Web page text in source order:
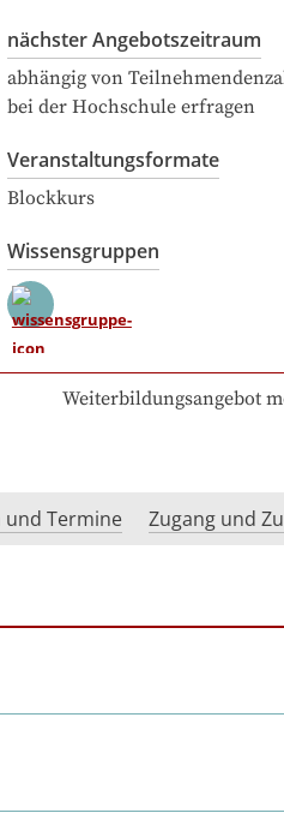
nächster Angebotszeitraum
abhängig von
bei der Hochschule erfragen
Veranstaltungsformate
Blockkurs
Wissensgruppen
Weiterbildungsangebot
und Termine Zugang und